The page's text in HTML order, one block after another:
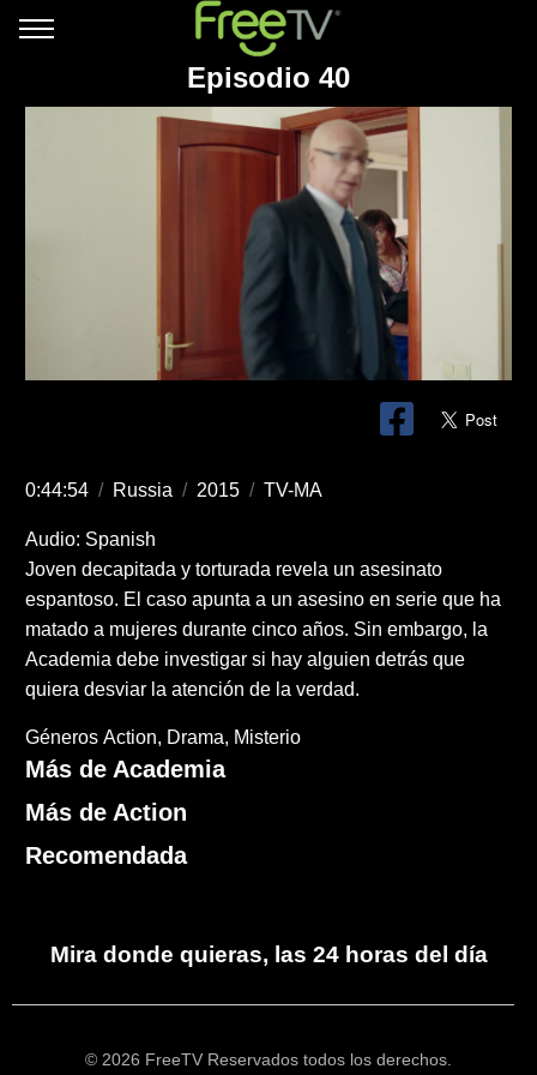
Episodio 40
0:44:54 / Russia / 2015 / TV-MA
Audio: Spanish
Joven decapitada y torturada revela un asesinato
espantoso. El caso apunta a un asesino en serie que ha
matado a mujeres durante cinco años. Sin embargo, la
Academia debe investigar si hay alguien detrás que
quiera desviar la atención de la verdad.
Géneros Action Drama Misterio
Más de Academia
Más de Action
Recomendada
Mira donde quieras, las 24 horas del día
© 2026 FreeTV Reservados todos los derechos.